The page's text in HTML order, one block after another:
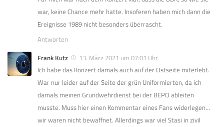
war, keine Chance mehr hatte. Insoferen haben mich dann die
Ereignisse 1989 nicht besonders überrascht.
Antworten
Frank Kutz
13. März 2021 um 07:01 Uhr
Ich habe das Konzert damals auch auf der Ostseite miterlebt.
War nur leider auf der Seite der grün Uniformierten, da ich
damals meinen Grundwehrdienst bei der BEPO ableiten
musste. Muss hier einen Kommentar eines Fans widerlegen…
wir waren nicht bewaffnet. Allerdings war viel Stasi in zivil